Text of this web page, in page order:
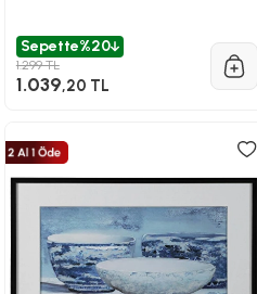
Sepette%20
1.299 TL
1.039,20 TL